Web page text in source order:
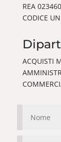
REA
CODICE
ACQUISTI